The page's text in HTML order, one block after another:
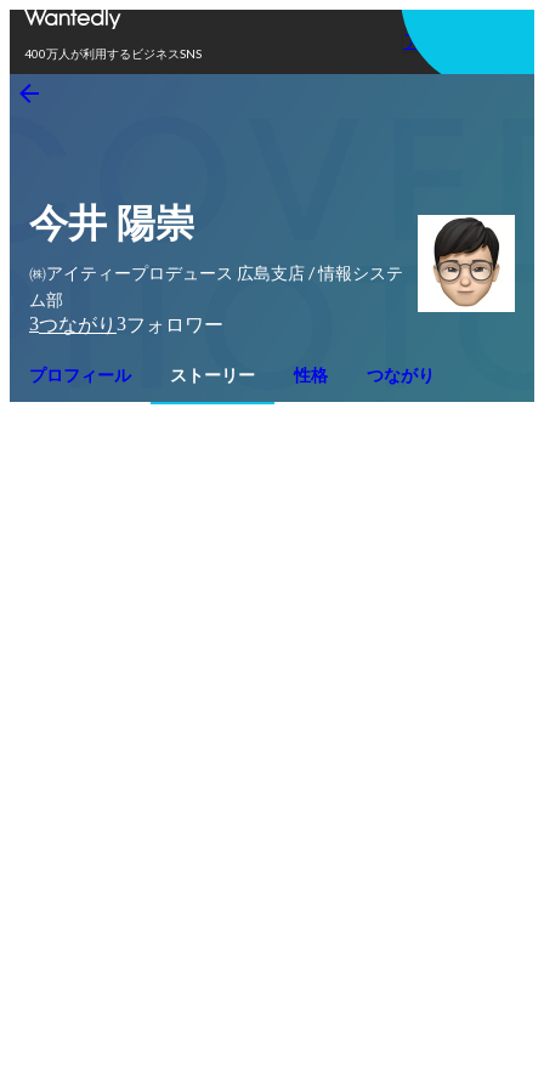
400万人が利用するビジネスSNS
アプリを使う
今井 陽崇
㈱アイティープロデュース 広島支店 / 情報システ
ム部
3つながり 3フォロワー
プロフィール ストーリー 性格 つながり